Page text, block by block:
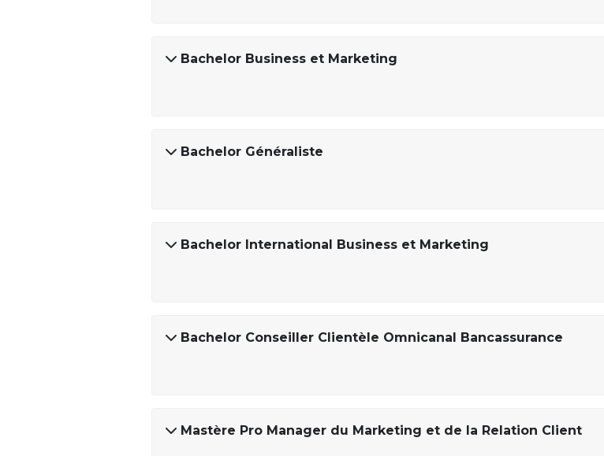
Bachelor Business et Marketing
Bachelor Généraliste
Bachelor International Business et Marketing
Bachelor Conseiller Clientèle Omnicanal Bancassurance
Mastère Pro Manager du Marketing et de la Relation Client